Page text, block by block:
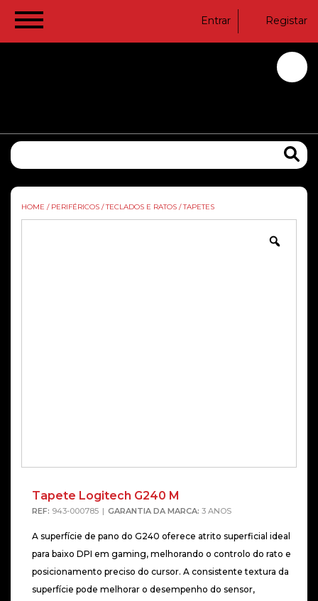
Entrar Registar
HOME / PERIFÉRICOS / TECLADOS E RATOS / TAPETES
Tapete Logitech G240 M
REF: 943-000785 GARANTIA DA MARCA: 3 ANOS
A superfície de pano do G240 oferece atrito superficial ideal
para baixo DPI em gaming, melhorando o controlo do rato e
posicionamento preciso do cursor. A consistente textura da
superfície pode melhorar o desempenho do sensor,